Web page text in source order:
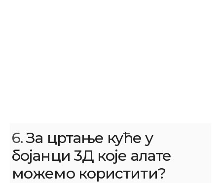
6.За цртање куће у
бојанци 3Д које алате
можемо користити?